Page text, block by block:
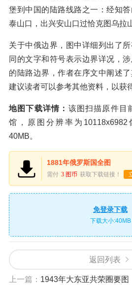
堡到中国的陆路线路之一：经知
泰山口，出兴安山口过恰克图乌拉
关于中俄边界，图中详细列出了
同的文字和符号表示边界详况，
的陆路边界，作者在序文中阐述了
建议读者可以参考其他资料，以获
地图下载详情： 该图扫描原件目
馆，原图分辨率为
40MB。
1881年俄罗斯国全图
需付 3 图币 获取下载链接！
免登录下载
下载大小:40MB
返回列表
上一篇： 1943年大东亚共荣圈要图